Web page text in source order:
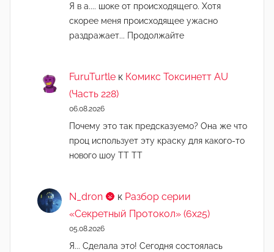
Я в а.... шоке от происходящего. Хотя
скорее меня происходящее ужасно
раздражает... Продолжайте
FuruTurtle к Комикс Токсинетт AU
(Часть 228)
06.08.2026
Почему это так предсказуемо? Она же что
проц использует эту краску для какого-то
нового шоу ТТ ТТ
N_dron 🌚 к Разбор серии
«Секретный Протокол» (6х25)
05.08.2026
Я... Сделала это! Сегодня состоялась